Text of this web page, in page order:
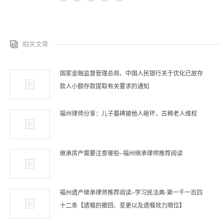
相关文章
国家金融监督管理总局、中国人民银行关于优化已故存
款人小额存款提取有关要求的通知
福州律师分享：儿子墓碑被他人砸坏，古稀老人维权
继承房产需要注意哪些–福州继承律师推荐阅读
福州遗产继承律师推荐阅读–学习民法典-第一千一百四
十二条【遗嘱的撤回、变更以及遗嘱效力顺位】